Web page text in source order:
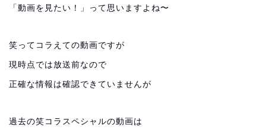
「動画を見たい！」って思いますよね〜
笑ってコラえての動画ですが
現時点では放送前なので
正確な情報は確認できていませんが
過去の笑コラスペシャルの動画は